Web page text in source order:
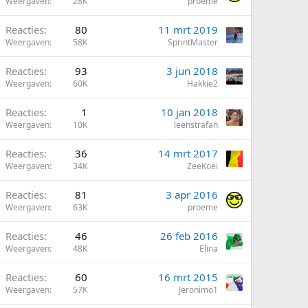
Reacties 80
Weergaven 58K
11 mrt 2019
SprintMaster
Reacties 93
Weergaven 60K
3 jun 2018
Hakkie2
Reacties 1
Weergaven 10K
10 jan 2018
leenstrafan
Reacties 36
Weergaven 34K
14 mrt 2017
ZeeKoei
Reacties 81
Weergaven 63K
3 apr 2016
proeme
Reacties 46
Weergaven 48K
26 feb 2016
Elina
Reacties 60
Weergaven 57K
16 mrt 2015
Jeronimo1